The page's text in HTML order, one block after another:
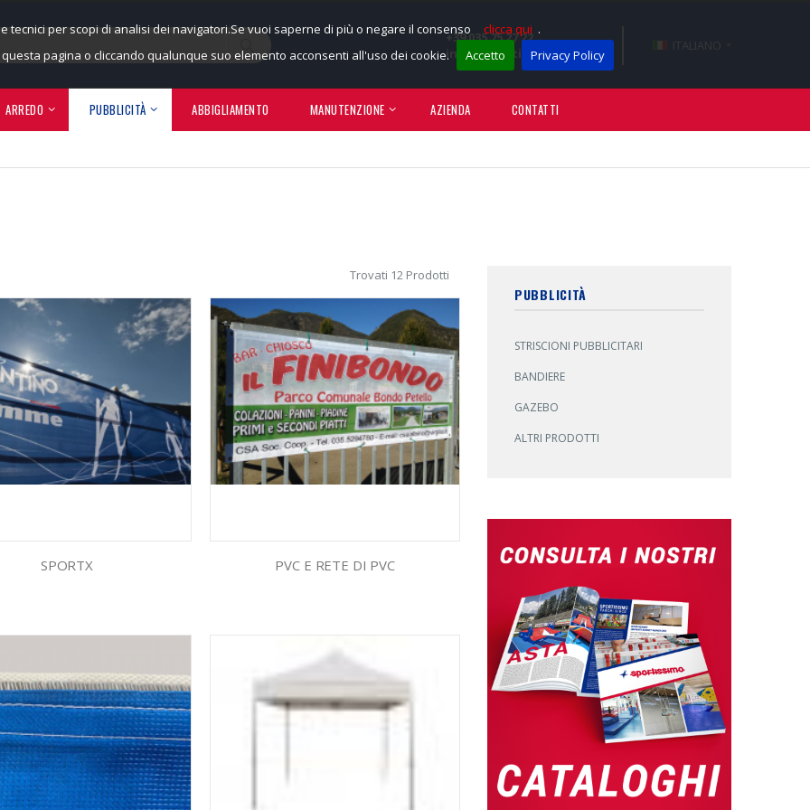
tecnici per scopi di analisi dei navigatori.Se vuoi saperne di più o negare il consenso clicca qui .
pagina o cliccando qualunque suo elemento acconsenti all'uso dei cookie.
Accetto Privacy Policy
+39 035 75 27 22
info@sportissimotnt.it
ITALIANO
ARREDO PUBBLICITÀ ABBIGLIAMENTO MANUTENZIONE AZIENDA CONTATTI
Trovati 12 Prodotti
SPORTX PVC E RETE DI PVC
PUBBLICITÀ
STRISCIONI PUBBLICITARI
BANDIERE
GAZEBO
ALTRI PRODOTTI